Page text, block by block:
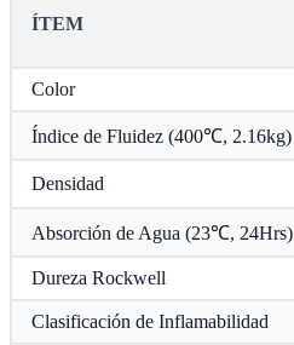
ÍTEM
Color
Índice de Fluidez (400℃, 2.16kg)
Densidad
Absorción de Agua (23℃, 24Hrs)
Dureza Rockwell
Clasificación de Inflamabilidad